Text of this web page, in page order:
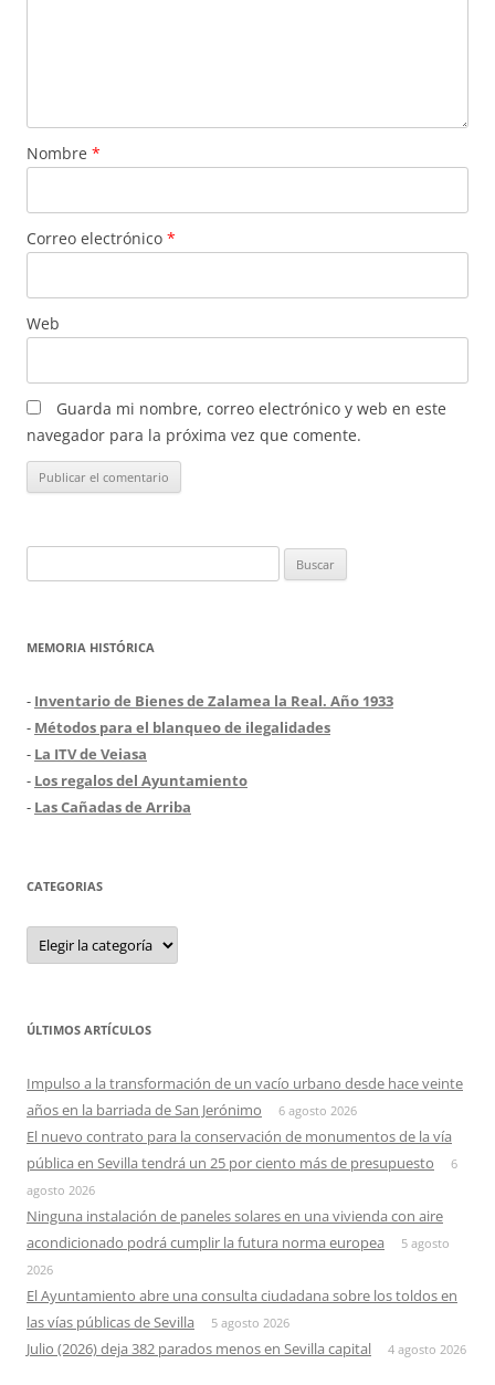
Nombre *
Correo electrónico *
Web
Guarda mi nombre, correo electrónico y web en este
navegador para la próxima vez que comente.
MEMORIA HISTÓRICA
- Inventario de Bienes de Zalamea la Real. Año 1933
- Métodos para el blanqueo de ilegalidades
- La ITV de Veiasa
- Los regalos del Ayuntamiento
- Las Cañadas de Arriba
CATEGORIAS
Categorias
ÚLTIMOS ARTÍCULOS
Impulso a la transformación de un vacío urbano desde hace veinte
años en la barriada de San Jerónimo
6 agosto 2026
El nuevo contrato para la conservación de monumentos de la vía
pública en Sevilla tendrá un 25 por ciento más de presupuesto
6
agosto 2026
Ninguna instalación de paneles solares en una vivienda con aire
acondicionado podrá cumplir la futura norma europea
5 agosto
2026
El Ayuntamiento abre una consulta ciudadana sobre los toldos en
las vías públicas de Sevilla
5 agosto 2026
Julio (2026) deja 382 parados menos en Sevilla capital 4 agosto 2026